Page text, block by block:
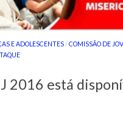
E ADOLESCENTES/COMISSÃO DE
2016 está